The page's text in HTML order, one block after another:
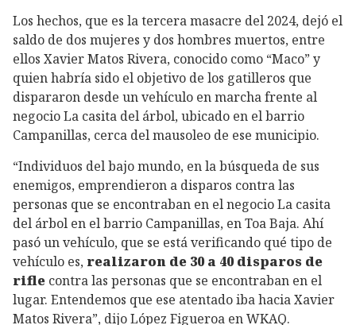
Los hechos, que es la tercera masacre del 2024, dejó el
saldo de dos mujeres y dos hombres muertos, entre
ellos Xavier Matos Rivera, conocido como “Maco” y
quien habría sido el objetivo de los gatilleros que
dispararon desde un vehículo en marcha frente al
negocio La casita del árbol, ubicado en el barrio
Campanillas, cerca del mausoleo de ese municipio.
“Individuos del bajo mundo, en la búsqueda de sus
enemigos, emprendieron a disparos contra las
personas que se encontraban en el negocio La casita
del árbol en el barrio Campanillas, en Toa Baja. Ahí
pasó un vehículo, que se está verificando qué tipo de
vehículo es, realizaron de 30 a 40 disparos de
rifle contra las personas que se encontraban en el
lugar. Entendemos que ese atentado iba hacia Xavier
Matos Rivera”, dijo López Figueroa en WKAQ.